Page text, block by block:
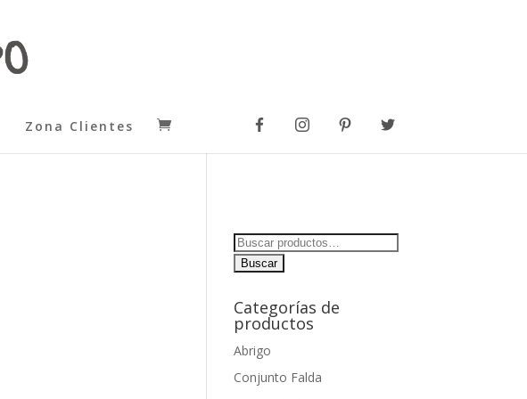
Zona Clientes
Buscar
por:
Categorías de
productos
Abrigo
Conjunto Falda